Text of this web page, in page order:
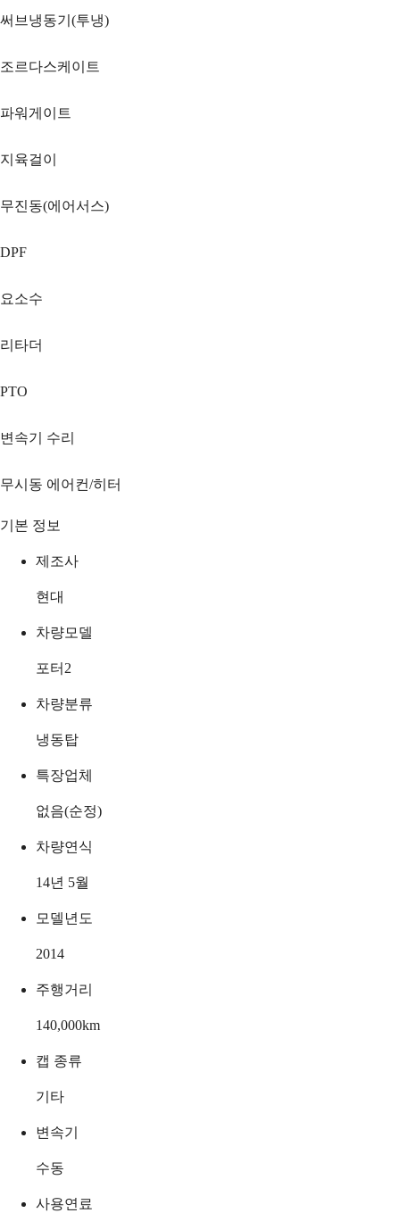
써브냉동기(투냉)
조르다스케이트
파워게이트
지육걸이
무진동(에어서스)
DPF
요소수
리타더
PTO
변속기 수리
무시동 에어컨/히터
기본 정보
제조사
현대
차량모델
포터2
차량분류
냉동탑
특장업체
없음(순정)
차량연식
14년 5월
모델년도
2014
주행거리
140,000km
캡 종류
기타
변속기
수동
사용연료